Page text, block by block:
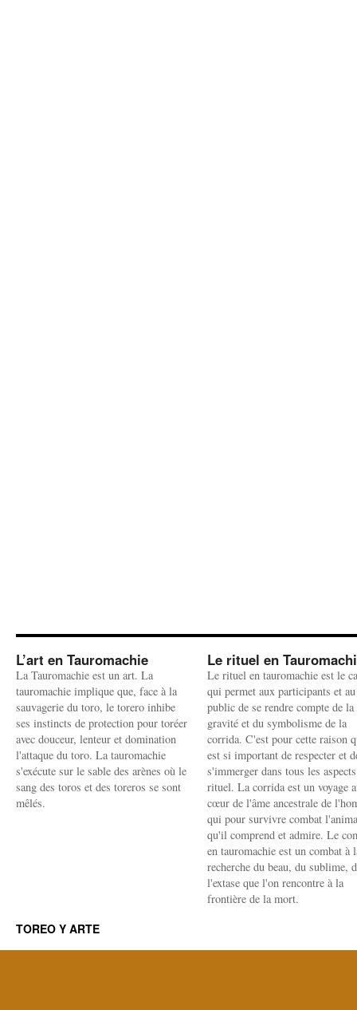
L’art en Tauromachie
La Tauromachie est un art. La
tauromachie implique que, face à la
sauvagerie du toro, le torero inhibe
ses instincts de protection pour toréer
avec douceur, lenteur et domination
l'attaque du toro. La tauromachie
s'exécute sur le sable des arènes où le
sang des toros et des toreros se sont
mêlés.
Le rituel en
Le rituel en tauromachie est le
qui permet aux participants et au
public de se rendre compte de la
gravité et du symbolisme de la
corrida. C'est pour cette raison
est si important de respecter et
s'immerger dans tous les
rituel. La corrida est un voyage
cœur de l'âme ancestrale de
qui pour survivre combat
qu'il comprend et admire. Le
en tauromachie est un combat à
recherche du beau, du sublime,
l'extase que l'on rencontre à la
frontière de la mort.
TOREO Y ARTE